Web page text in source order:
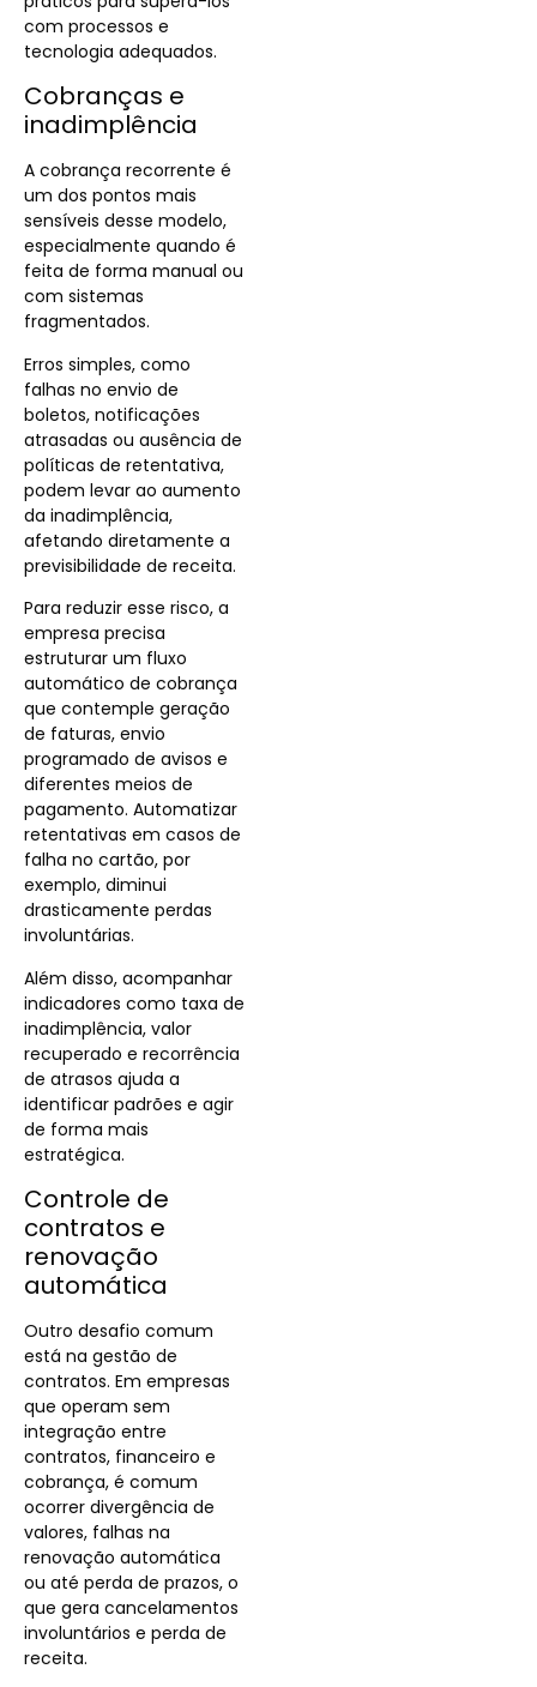
com processos e
tecnologia adequados.
Cobranças e
inadimplência
A cobrança recorrente é
um dos pontos mais
sensíveis desse modelo,
especialmente quando é
feita de forma manual ou
com sistemas
fragmentados.
Erros simples, como
falhas no envio de
boletos, notificações
atrasadas ou ausência de
políticas de retentativa,
podem levar ao aumento
da inadimplência,
afetando diretamente a
previsibilidade de receita.
Para reduzir esse risco, a
empresa precisa
estruturar um fluxo
automático de cobrança
que contemple geração
de faturas, envio
programado de avisos e
diferentes meios de
pagamento. Automatizar
retentativas em casos de
falha no cartão, por
exemplo, diminui
drasticamente perdas
involuntárias.
Além disso, acompanhar
indicadores como taxa de
inadimplência, valor
recuperado e recorrência
de atrasos ajuda a
identificar padrões e agir
de forma mais
estratégica.
Controle de
contratos e
renovação
automática
Outro desafio comum
está na gestão de
contratos. Em empresas
que operam sem
integração entre
contratos, financeiro e
cobrança, é comum
ocorrer divergência de
valores, falhas na
renovação automática
ou até perda de prazos, o
que gera cancelamentos
involuntários e perda de
receita.